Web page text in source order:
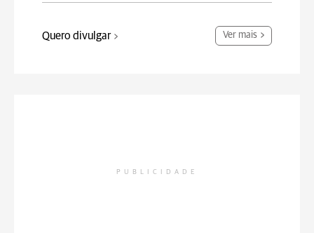
Quero divulgar Ver mais
PUBLICIDADE